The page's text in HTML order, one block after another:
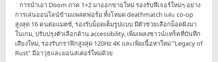
การนำเอา Doom ภาค 1+2 มาออกขายใหม่ รองรับฟีเจอร์ใหม่ๆ อย่าง
การเล่นออนไลน์ข้ามแพลตฟอร์ม ทั้งโหมด deathmatch และ co-op
สูงสุด 16 คนต่อแมตช์, รองรับม็อดเต็มรูปแบบ มีตัวช่วยเลือกม็อดฝังมา
ในเกม, ปรับปรุงตัวเลือกด้าน accessibility, เพิ่มเพลงซาวน์แทร็คที่บันทึก
เสียงใหม่, รองรับกราฟิกสูงสุด 120Hz 4K และเพิ่มเนื้อหาใหม่ "Legacy of
Rust" มีอาวุธและมอนสเตอร์ใหม่ด้วย